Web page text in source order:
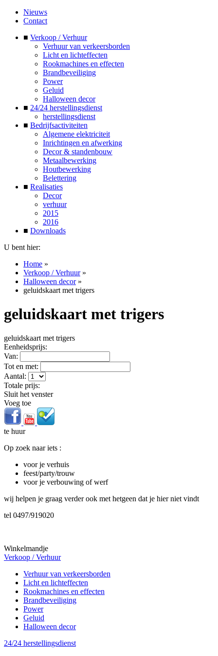
Nieuws
Contact
■ Verkoop / Verhuur
Verhuur van verkeersborden
Licht en lichteffecten
Rookmachines en effecten
Brandbeveiliging
Power
Geluid
Halloween decor
■ 24/24 herstellingsdienst
herstellingsdienst
■ Bedrijfsactiviteiten
Algemene elektriciteit
Inrichtingen en afwerking
Decor & standenbouw
Metaalbewerking
Houtbewerking
Belettering
■ Realisaties
Decor
verhuur
2015
2016
■ Downloads
U bent hier:
Home »
Verkoop / Verhuur»
Halloween decor»
geluidskaart met trigers
geluidskaart met trigers
geluidskaart met trigers
Eenheidsprijs:
Van:
Tot en met:
Aantal:
Totale prijs:
Sluit het venster
Voeg toe
te huur
Op zoek naar iets :
voor je verhuis
feest/party/trouw
voor je verbouwing of werf
wij helpen je graag verder ook met hetgeen dat je hier niet vindt
tel 0497/919020
Winkelmandje
Verkoop / Verhuur
Verhuur van verkeersborden
Licht en lichteffecten
Rookmachines en effecten
Brandbeveiliging
Power
Geluid
Halloween decor
24/24 herstellingsdienst